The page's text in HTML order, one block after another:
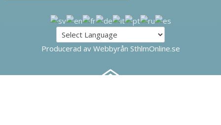
Producerad av Webbyrån SthlmOnline.se